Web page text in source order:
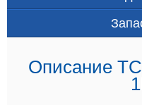
Описание